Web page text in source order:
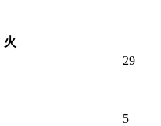
火
29
5